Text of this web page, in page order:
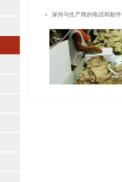
保持与生产商的电话和邮